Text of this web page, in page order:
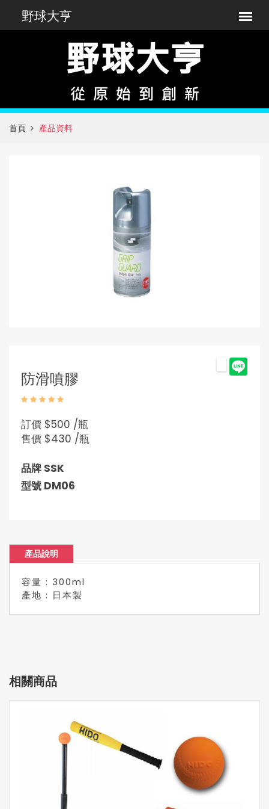
首頁 產品資料
防滑噴膠
訂價 $500 /瓶
售價 $430 /瓶
品牌 SSK
型號 DM06
產品說明
容量 : 300ml
產地 : 日本製
相關商品